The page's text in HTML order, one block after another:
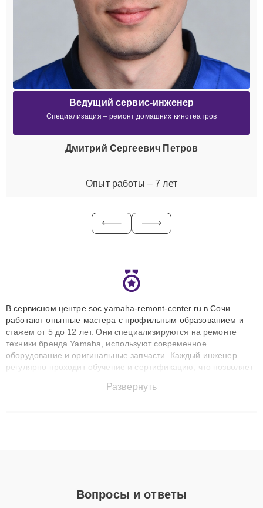
Ведущий сервис-инженер
Специализация – ремонт домашних кинотеатров
Дмитрий Сергеевич Петров
Опыт работы – 7 лет
В сервисном центре soc.yamaha-remont-center.ru в Сочи
работают опытные мастера с профильным образованием и
стажем от 5 до 12 лет. Они специализируются на ремонте
техники бренда Yamaha, используют современное
оборудование и оригинальные запчасти. Каждый инженер
регулярно проходит обучение и сертификацию, что позволяет
технику с сохранением гарантии до 3 лет. Наши мастера
Развернуть
Вопросы и ответы